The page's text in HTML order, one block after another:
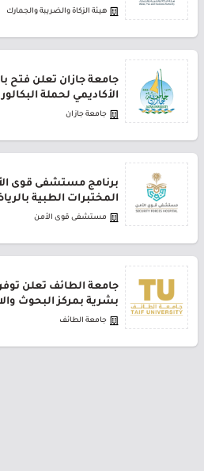
هيئة الزكاة والضريبة والجمارك
جامعة جازان تعلن فتح
الأكاديمي لحملة
جامعة جازان
برنامج مستشفى قوى
المختبرات الطبية
مستشفى قوى الأمن
جامعة الطائف تعلن
بشرية بمركز البحوث
جامعة الطائف